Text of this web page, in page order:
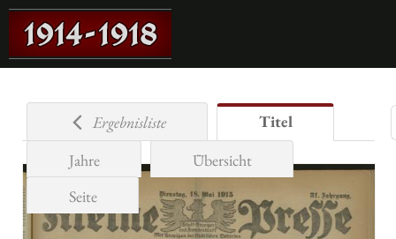
Ergebnisliste
Titel
Jahre
Übersicht
Seite